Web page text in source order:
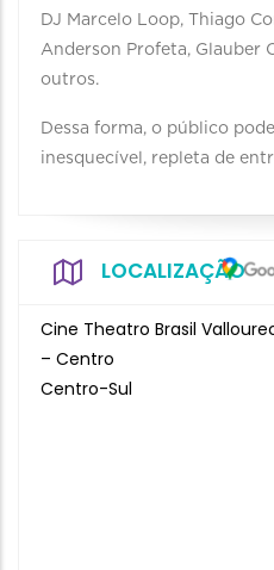
DJ Marcelo Loop, Thiago
Anderson Profeta, Glauber
outros.
Dessa forma, o público
inesquecível, repleta de
LOCALIZAÇÃO
Cine Theatro Brasil
– Centro
Centro-Sul